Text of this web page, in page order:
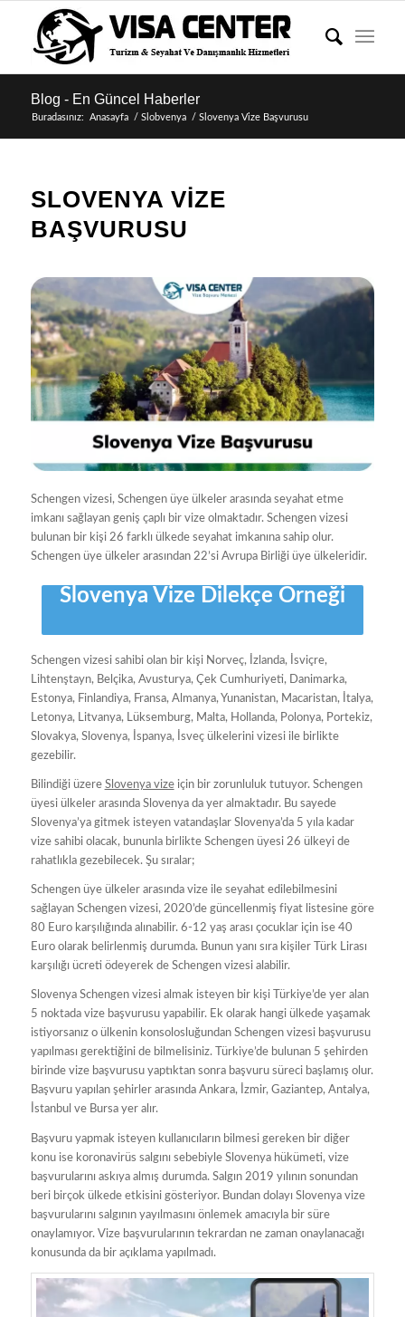
Blog - En Güncel Haberler
Buradasınız: Anasayfa / Slobvenya / Slovenya Vize Başvurusu
SLOVENYA VIZE
BAŞVURUSU
Schengen vizesi, Schengen üye ülkeler arasında seyahat etme
imkanı sağlayan geniş çaplı bir vize olmaktadır. Schengen vizesi
bulunan bir kişi 26 farklı ülkede seyahat imkanına sahip olur.
Schengen üye ülkeler arasından 22’si Avrupa Birliği üye ülkeleridir.
Slovenya Vize Dilekçe Örneği
Schengen vizesi sahibi olan bir kişi Norveç, İzlanda, İsviçre,
Lihtenştayn, Belçika, Avusturya, Çek Cumhuriyeti, Danimarka,
Estonya, Finlandiya, Fransa, Almanya, Yunanistan, Macaristan, İtalya,
Letonya, Litvanya, Lüksemburg, Malta, Hollanda, Polonya, Portekiz,
Slovakya, Slovenya, İspanya, İsveç ülkelerini vizesi ile birlikte
gezebilir.
Bilindiği üzere Slovenya vizeiçin bir zorunluluk tutuyor. Schengen
üyesi ülkeler arasında Slovenya da yer almaktadır. Bu sayede
Slovenya’ya gitmek isteyen vatandaşlar Slovenya’da 5 yıla kadar
vize sahibi olacak, bununla birlikte Schengen üyesi 26 ülkeyi de
rahatlıkla gezebilecek. Şu sıralar;
Schengen üye ülkeler arasında vize ile seyahat edilebilmesini
sağlayan Schengen vizesi, 2020’de güncellenmiş fiyat listesine göre
80 Euro karşılığında alınabilir. 6-12 yaş arası çocuklar için ise 40
Euro olarak belirlenmiş durumda. Bunun yanı sıra kişiler Türk Lirası
karşılığı ücreti ödeyerek de Schengen vizesi alabilir.
Slovenya Schengen vizesi almak isteyen bir kişi Türkiye’de yer alan
5 noktada vize başvurusu yapabilir. Ek olarak hangi ülkede yaşamak
istiyorsanız o ülkenin konsolosluğundan Schengen vizesi başvurusu
yapılması gerektiğini de bilmelisiniz. Türkiye’de bulunan 5 şehirden
birinde vize başvurusu yaptıktan sonra başvuru süreci başlamış olur.
Başvuru yapılan şehirler arasında Ankara, İzmir, Gaziantep, Antalya,
İstanbul ve Bursa yer alır.
Başvuru yapmak isteyen kullanıcıların bilmesi gereken bir diğer
konu ise koronavirüs salgını sebebiyle Slovenya hükümeti, vize
başvurularını askıya almış durumda. Salgın 2019 yılının sonundan
beri birçok ülkede etkisini gösteriyor. Bundan dolayı Slovenya vize
başvurularını salgının yayılmasını önlemek amacıyla bir süre
onaylamıyor. Vize başvurularının tekrardan ne zaman onaylanacağı
konusunda da bir açıklama yapılmadı.